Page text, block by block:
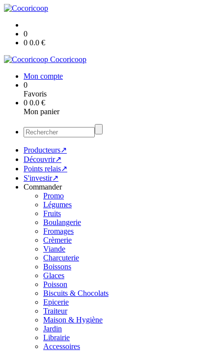
0
0 0.0 €
Cocoricoop
Mon compte
0
Favoris
0 0.0 €
Mon panier
Producteurs↗
Découvrir↗
Points relais↗
S'investir↗
Commander
Promo
Légumes
Fruits
Boulangerie
Fromages
Crèmerie
Viande
Charcuterie
Boissons
Glaces
Poisson
Biscuits & Chocolats
Epicerie
Traiteur
Maison & Hygiène
Jardin
Librairie
Accessoires